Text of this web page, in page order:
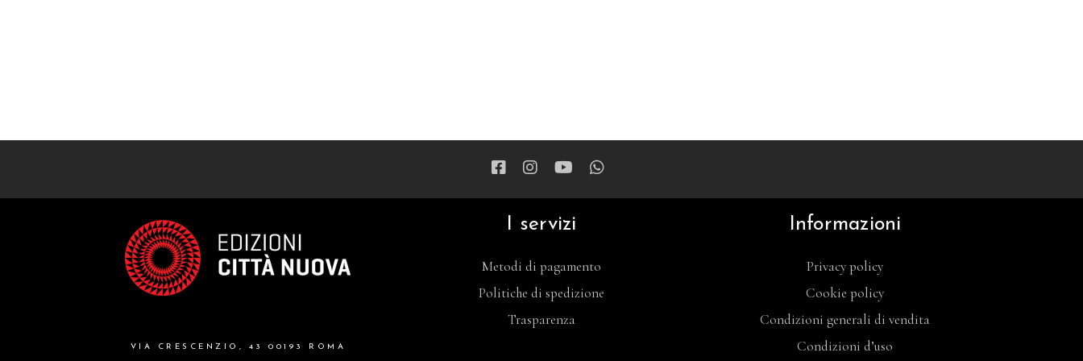
VIA CRESCENZIO, 43 00193 ROMA
I servizi
Metodi di pagamento
Politiche di spedizione
Trasparenza
Informazioni
Privacy policy
Cookie policy
Condizioni generali di vendita
Condizioni d’uso